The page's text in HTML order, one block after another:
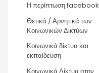
Η περίπτωση facebook
Θετικά / Αρνητικά των
Κοινωνικών Δικτύων
Κοινωνικά δίκτυα και
εκπαίδευση
Κοινωνικά Δίκτυα στην